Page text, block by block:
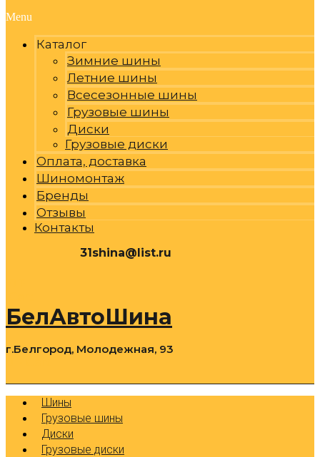
Menu
Каталог
Зимние шины
Летние шины
Всесезонные шины
Грузовые шины
Диски
Грузовые диски
Оплата, доставка
Шиномонтаж
Бренды
Отзывы
Контакты
31shina@list.ru
БелАвтоШина
г.Белгород, Молодежная, 93
Шины
Грузовые шины
Диски
Грузовые диски